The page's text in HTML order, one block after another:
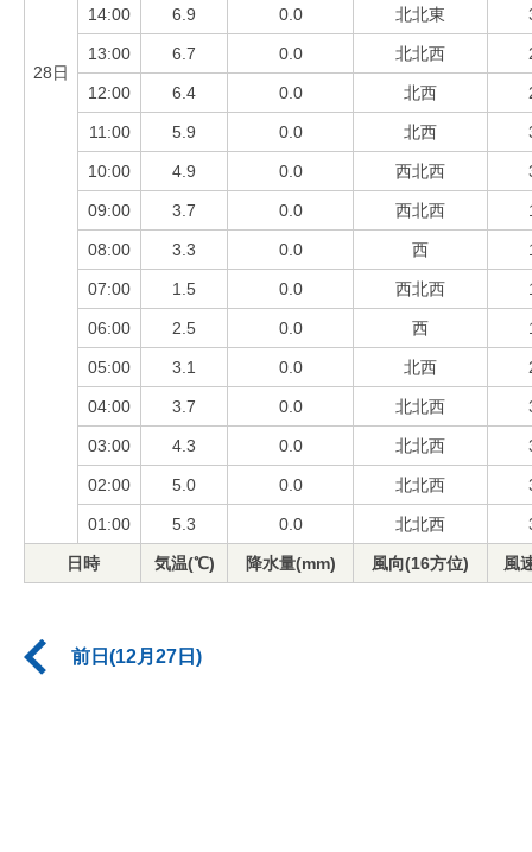
28日
14:00 6.9 0.0 北北東
13:00 6.7 0.0 北北西
12:00 6.4 0.0 北西
11:00 5.9 0.0 北西
10:00 4.9 0.0 西北西
09:00 3.7 0.0 西北西
08:00 3.3 0.0 西
07:00 1.5 0.0 西北西
06:00 2.5 0.0 西
05:00 3.1 0.0 北西
04:00 3.7 0.0 北北西
03:00 4.3 0.0 北北西
02:00 5.0 0.0 北北西
01:00 5.3 0.0 北北西
日時 気温(℃) 降水量(mm) 風向(16方位) 風
前日(12月27日)